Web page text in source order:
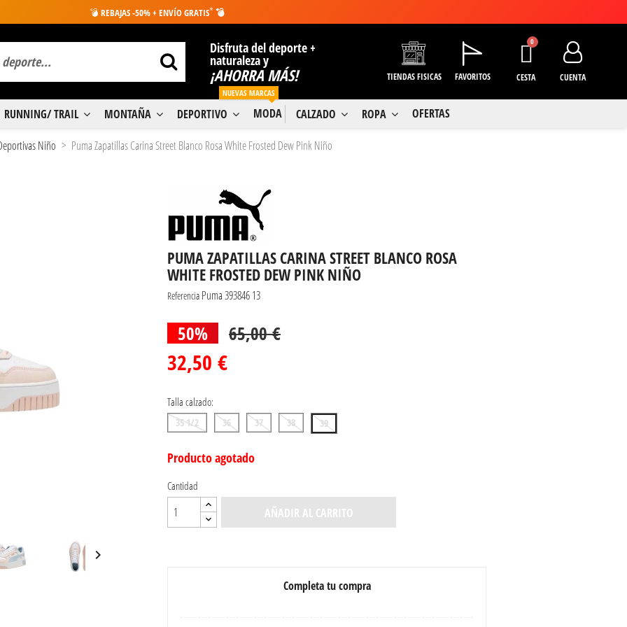
💣 REBAJAS -50% + ENVÍO GRATIS* 💣
Disfruta del deporte +
naturaleza y
¡AHORRA MÁS! TIENDAS FISICAS FAVORITOS CESTA CUENTA
RUNNING/ TRAIL MONTAÑA DEPORTIVO MODA
NUEVAS MARCAS
CALZADO ROPA OFERTAS
Niño Puma Zapatillas Carina Street Blanco Rosa White Frosted Dew Pink Niño

PUMA ZAPATILLAS CARINA STREET BLANCO ROSA
WHITE FROSTED DEW PINK NIÑO
Referencia Puma 393846 13
50% 65,00 €
32,50 €
Talla calzado:
35 1/2 36 37 38 39
Producto agotado
Cantidad
AÑADIR AL CARRITO
Completa tu compra